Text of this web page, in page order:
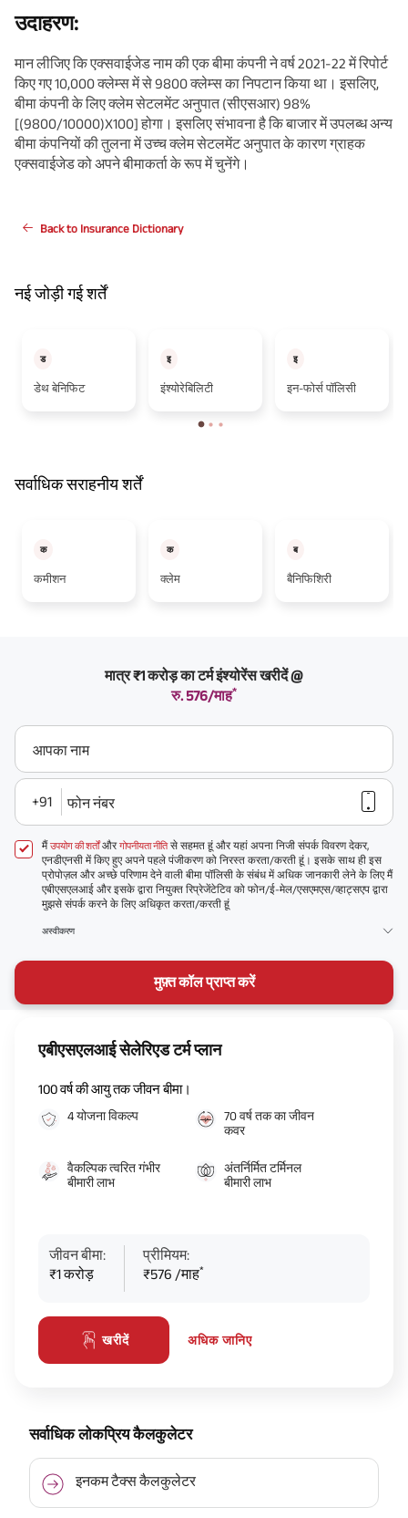
उदाहरण:
मान लीजिए कि एक्सवाईजेड नाम की एक बीमा कंपनी ने वर्ष 2021-22 में रिपोर्ट
किए गए 10,000 क्लेम्स में से 9800 क्लेम्स का निपटान किया था। इसलिए,
बीमा कंपनी के लिए क्लेम सेटलमेंट अनुपात (सीएसआर) 98%
[(9800/10000)X100] होगा। इसलिए संभावना है कि बाजार में उपलब्ध अन्य
बीमा कंपनियों की तुलना में उच्च क्लेम सेटलमेंट अनुपात के कारण ग्राहक
एक्सवाईजेड को अपने बीमाकर्ता के रूप में चुनेंगे।
Back to Insurance Dictionary
नई जोड़ी गई शर्तें
ड
डेथ बेनिफिट
इ
इंश्योरेबिलिटी
इ
इन-फोर्स पॉलिसी
सर्वाधिक सराहनीय शर्तें
क
कमीशन
क
क्लेम
ब
बैनिफिशिरी
मात्र ₹1 करोड़ का टर्म इंश्योरेंस खरीदें @
रु. 576/माह*
आपका नाम
+91 फोन नंबर
मैंउपयोग की शर्तोंऔरगोपनीयता नीतिसे सहमत हूं और यहां अपना निजी संपर्क विवरण देकर,
एनडीएनसी में किए हुए अपने पहले पंजीकरण को निरस्त करता/करती हूं। इसके साथ ही इस
प्रोपोज़ल और अच्छे परिणाम देने वाली बीमा पॉलिसी के संबंध में अधिक जानकारी लेने के लिए मैं
एबीएसएलआई और इसके द्वारा नियुक्त रिप्रेजेंटेटिव को फोन/ई-मेल/एसएमएस/व्हाट्सएप द्वारा
मुझसे संपर्क करने के लिए अधिकृत करता/करती हूं
अस्वीकरण
मुफ़्त कॉल प्राप्त करें
एबीएसएलआई सेलेरिएड टर्म प्लान
100 वर्ष की आयु तक जीवन बीमा।
4 योजना विकल्प
70 वर्ष तक का जीवन
कवर
वैकल्पिक त्वरित गंभीर
बीमारी लाभ
अंतर्निर्मित टर्मिनल
बीमारी लाभ
जीवन बीमा:
₹1 करोड़
प्रीमियम:
₹576 /माह*
खरीदें अधिक जानिए
सर्वाधिक लोकप्रिय कैलकुलेटर
इनकम टैक्स कैलकुलेटर